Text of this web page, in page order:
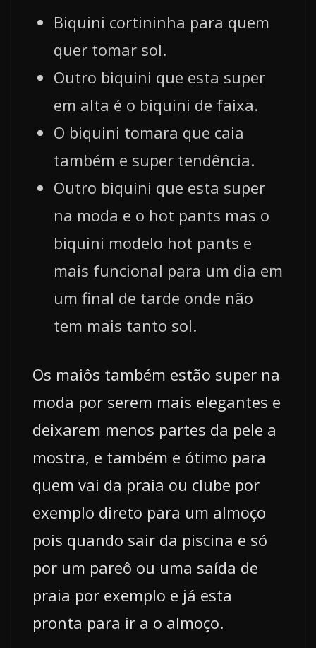
Biquini cortininha para quem
quer tomar sol.
Outro biquini que esta super
em alta é o biquini de faixa.
O biquini tomara que caia
também e super tendência.
Outro biquini que esta super
na moda e o hot pants mas o
biquini modelo hot pants e
mais funcional para um dia em
um final de tarde onde não
tem mais tanto sol.
Os maiôs também estão super na
moda por serem mais elegantes e
deixarem menos partes da pele a
mostra, e também e ótimo para
quem vai da praia ou clube por
exemplo direto para um almoço
pois quando sair da piscina e só
por um pareô ou uma saída de
praia por exemplo e já esta
pronta para ir a o almoço.